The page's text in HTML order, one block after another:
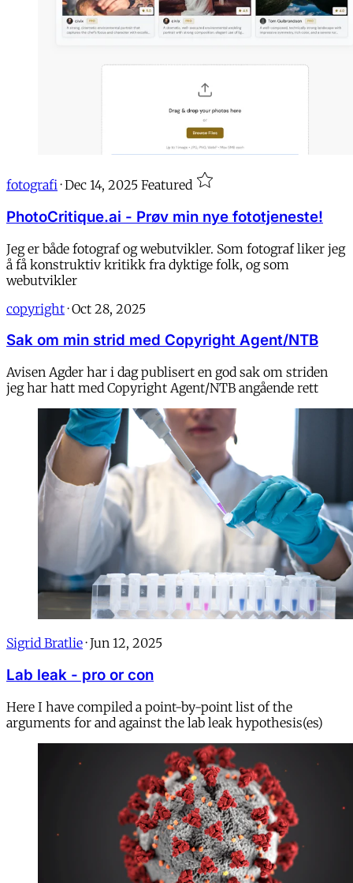
fotografi · Dec 14, 2025 Featured
PhotoCritique.ai - Prøv min nye fototjeneste!
Jeg er både fotograf og webutvikler. Som fotograf liker jeg
å få konstruktiv kritikk fra dyktige folk, og som
webutvikler
copyright · Oct 28, 2025
Sak om min strid med Copyright Agent/NTB
Avisen Agder har i dag publisert en god sak om striden
jeg har hatt med Copyright Agent/NTB angående rett
Sigrid Bratlie · Jun 12, 2025
Lab leak - pro or con
Here I have compiled a point-by-point list of the
arguments for and against the lab leak hypothesis(es)